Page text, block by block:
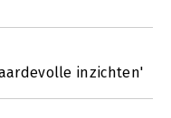
inzichten'